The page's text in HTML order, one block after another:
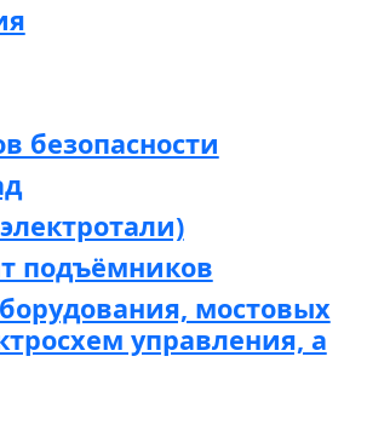
безопасности
подъёмников
мостовых
управления, а